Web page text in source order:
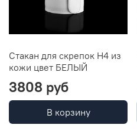
Стакан для скрепок Н4 из
кожи цвет БЕЛЫЙ
3808 руб
В корзину